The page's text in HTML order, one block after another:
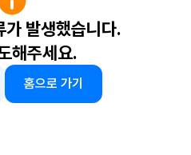
가 발생했습니다.
해주세요.
홈으로 가기